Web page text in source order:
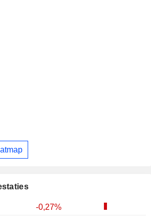
-0,27%